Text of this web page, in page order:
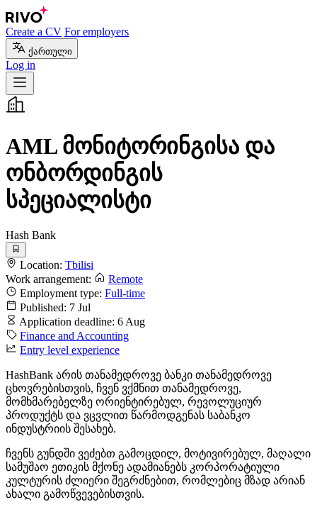
Create a CV For employers
ქართული
Log in
AML მონიტორინგისა და
ონბორდინგის
სპეციალისტი
Hash Bank
Location: Tbilisi
Work arrangement:
Remote
Employment type: Full-time
Published: 7 Jul
Application deadline: 6 Aug
Finance and Accounting
Entry level experience
HashBank არის თანამედროვე ბანკი თანამედროვე
ცხოვრებისთვის, ჩვენ ვქმნით თანამედროვე,
მომხმარებელზე ორიენტირებულ, რევოლუციურ
პროდუქტს და ვცვლით წარმოდგენას საბანკო
ინდუსტრიის შესახებ.
ჩვენს გუნდში ვეძებთ გამოცდილ, მოტივირებულ, მაღალი
სამუშაო ეთიკის მქონე ადამიანებს კორპორატიული
კულტურის ძლიერი შეგრძნებით, რომლებიც მზად არიან
ახალი გამოწვევებისთვის.